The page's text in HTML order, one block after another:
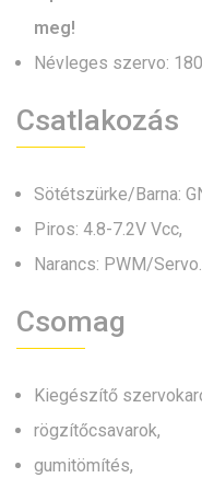
meg!
Névleges szervo:
Csatlakozás
Sötétszürke/Barna:
Piros: 4.8-7.2V Vcc,
Narancs: PWM/Servo.
Csomag
Kiegészítő
rögzítőcsavarok,
gumitömítés,